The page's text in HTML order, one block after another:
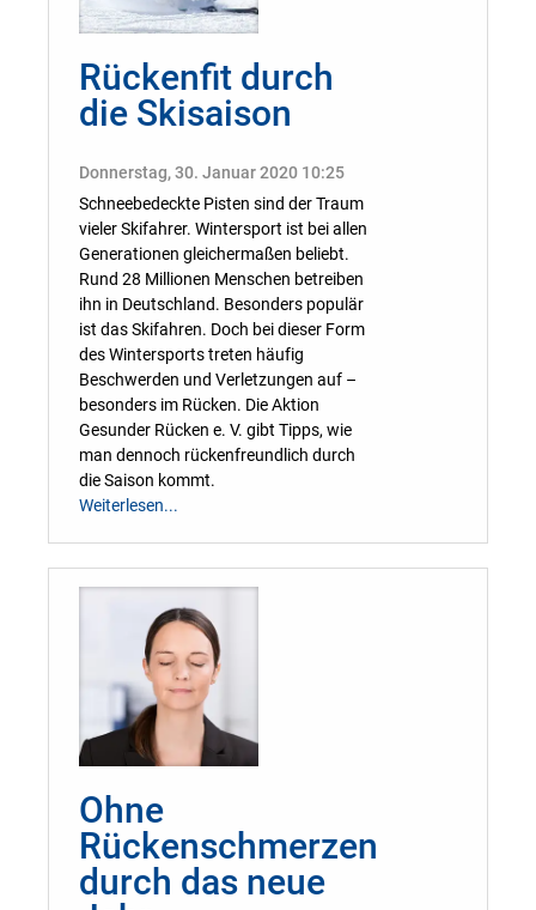
Rückenfit durch
die Skisaison
Donnerstag, 30. Januar 2020 10:25
Schneebedeckte Pisten sind der Traum
vieler Skifahrer. Wintersport ist bei allen
Generationen gleichermaßen beliebt.
Rund 28 Millionen Menschen betreiben
ihn in Deutschland. Besonders populär
ist das Skifahren. Doch bei dieser Form
des Wintersports treten häufig
Beschwerden und Verletzungen auf –
besonders im Rücken. Die Aktion
Gesunder Rücken e. V. gibt Tipps, wie
man dennoch rückenfreundlich durch
die Saison kommt.
Weiterlesen...
Ohne
Rückenschmerzen
durch das neue